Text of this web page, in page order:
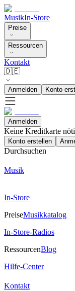
MusikIn-Store
Preise
Ressourcen
Kontakt
🇩🇪
Anmelden Konto
Anmelden
Keine Kreditkarte
Konto erstellen
Durchsuchen
Musik
In-Store
PreiseMusikkatalog
In-Store-Radios
RessourcenBlog
Hilfe-Center
Kontakt